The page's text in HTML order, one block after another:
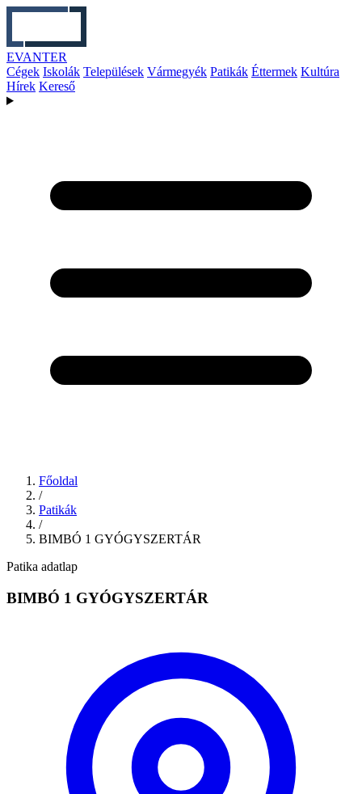
EVANTER
Cégek Iskolák Települések Vármegyék Patikák Éttermek Kultúra
Hírek Kereső
Főoldal
/
Patikák
/
BIMBÓ 1 GYÓGYSZERTÁR
Patika adatlap
BIMBÓ 1 GYÓGYSZERTÁR